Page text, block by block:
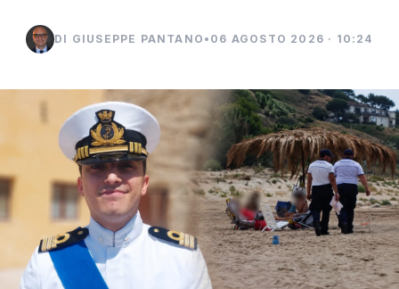
DI GIUSEPPE PANTANO • 06 AGOSTO 2026 · 10:24